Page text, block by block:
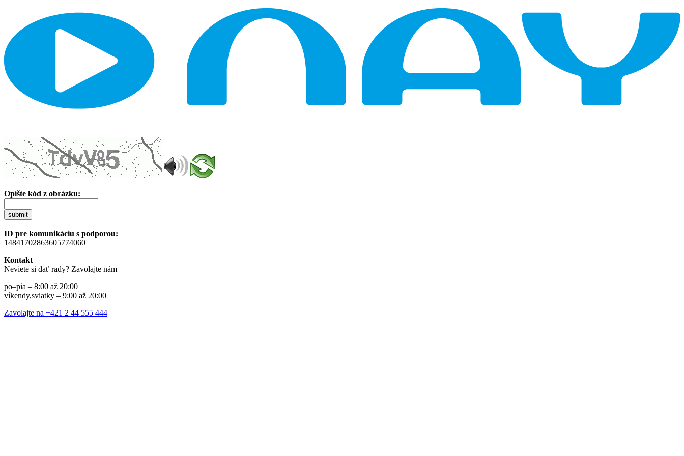
Opíšte kód z obrázku:
submit
ID pre komunikáciu s podporou:
14841702863605774060
Kontakt
Neviete si dať rady? Zavolajte nám
po–pia – 8:00 až 20:00
víkendy,sviatky – 9:00 až 20:00
Zavolajte na +421 2 44 555 444